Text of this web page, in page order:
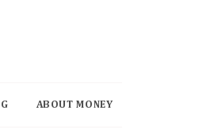
ABOUT MONEY